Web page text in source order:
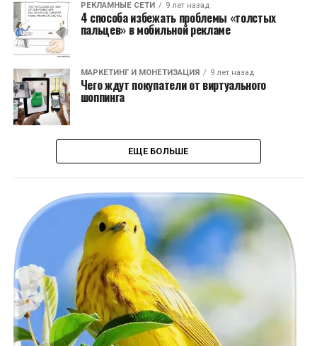
РЕКЛАМНЫЕ СЕТИ 9 лет назад
4 способа избежать проблемы «толстых
пальцев» в мобильной рекламе
МАРКЕТИНГ И МОНЕТИЗАЦИЯ 9 лет назад
Чего ждут покупатели от виртуального
шоппинга
ЕЩЕ БОЛЬШЕ